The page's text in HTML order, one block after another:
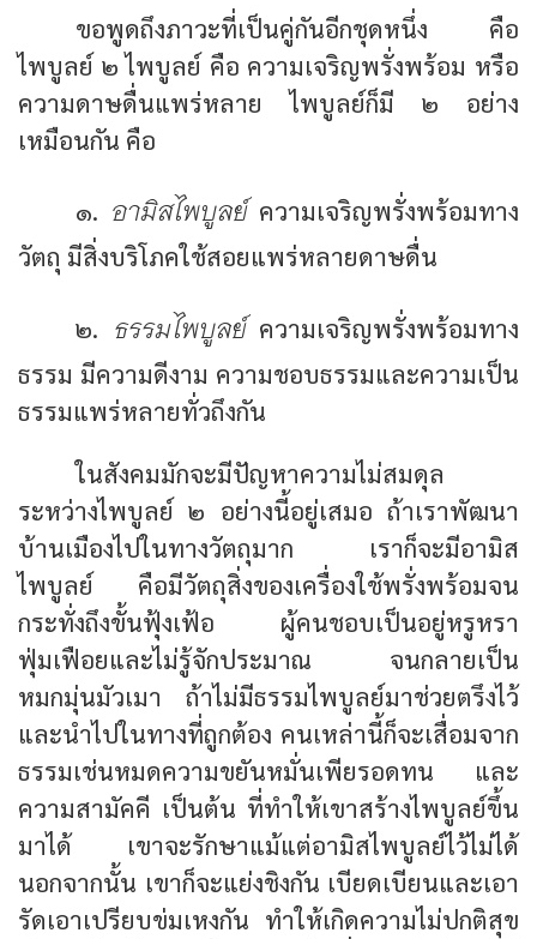
ขอพูดถึงภาวะที่เป็นคู่กันอีกชุดหนึ่ง คือ
ไพบูลย์ ๒ ไพบูลย์ คือ ความเจริญพรั่งพร้อม หรือ
ความดาษดื่นแพร่หลาย ไพบูลย์ก็มี ๒ อย่าง
เหมือนกัน คือ
๑. อามิสไพบูลย์ความเจริญพรั่งพร้อมทาง
วัตถุ มีสิ่งบริโภคใช้สอยแพร่หลายดาษดื่น
๒. ธรรมไพบูลย์ความเจริญพรั่งพร้อมทาง
ธรรม มีความดีงาม ความชอบธรรมและความเป็น
ธรรมแพร่หลายทั่วถึงกัน
ในสังคมมักจะมีปัญหาความไม่สมดุล
ระหว่างไพบูลย์ ๒ อย่างนี้อยู่เสมอ ถ้าเราพัฒนา
บ้านเมืองไปในทางวัตถุมาก เราก็จะมีอามิส
ไพบูลย์ คือมีวัตถุสิ่งของเครื่องใช้พรั่งพร้อมจน
กระทั่งถึงขั้นฟุ้งเฟ้อ ผู้คนชอบเป็นอยู่หรูหรา
ฟุ่มเฟือยและไม่รู้จักประมาณ จนกลายเป็น
หมกมุ่นมัวเมา ถ้าไม่มีธรรมไพบูลย์มาช่วยตรึงไว้
และนำไปในทางที่ถูกต้อง คนเหล่านี้ก็จะเสื่อมจาก
ธรรมเช่นหมดความขยันหมั่นเพียรอดทน และ
ความสามัคคี เป็นต้น ที่ทำให้เขาสร้างไพบูลย์ขึ้น
มาได้ เขาจะรักษาแม้แต่อามิสไพบูลย์ไว้ไม่ได้
นอกจากนั้น เขาก็จะแย่งชิงกัน เบียดเบียนและเอา
รัดเอาเปรียบข่มเหงกัน ทำให้เกิดความไม่ปกติสุข